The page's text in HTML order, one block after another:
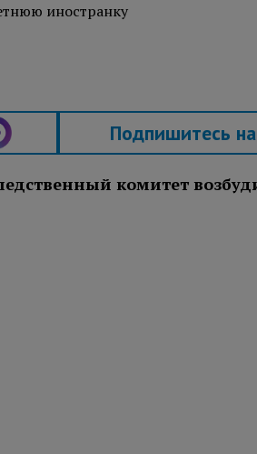
иностранку
Подпишитесь
комитет